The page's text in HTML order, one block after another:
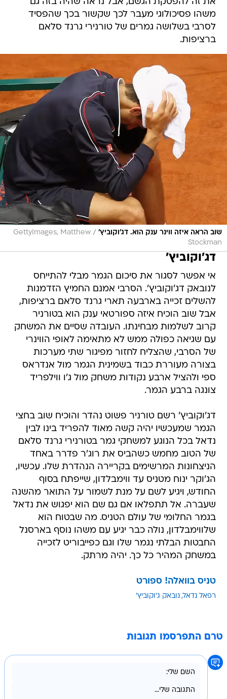
משהו פסיכולוגי מעבר לכך שקשור בכך שהפסיד
לסרבי בשלושה גמרים של טורנירי גרנד סלאם
ברציפות.
שוב הראה איזה ווינר ענק הוא. דג'וקוביץ' /
GettyImages, Matthew
Stockman
דג'וקוביץ'
אי אפשר לסגור את סיכום הגמר מבלי להתייחס
לנובאק דג'וקוביץ'. הסרבי אמנם החמיץ הזדמנות
להשלים זכייה בארבעה תארי גרנד סלאם ברציפות,
אבל שוב הוכיח איזה ספורטאי ענק הוא בטורניר
קרוב לשלמות מבחינתו. העובדה שסיים את המשחק
עם שגיאה כפולה ממש לא מתאימה לאופי הווינרי
של הסרבי, שהצליח לחזור מפיגור שתי מערכות
בצורה מעוררת כבוד בשמינית הגמר מול אנדראס
ספי ולהציל ארבע נקודות משחק מול ג'ו ווילפריד
צונגה ברבע הגמר.
דג'וקוביץ' רשם טורניר פשוט נהדר והוכיח שוב בחצי
הגמר שמעכשיו יהיה קשה מאוד להפריד בינו לבין
נדאל בכל הנוגע למשחקי גמר בטורנירי גרנד סלאם
של הטוב מחמש כשהביס את רוג'ר פדרר באחד
הניצחונות המרשימים בקריירה הנהדרת שלו. עכשיו,
הג'וקר ינוח מטניס עד ווימבלדון, שייפתח בסוף
החודש, ויגיע לשם על מנת לשמור על התואר מהשנה
שעברה. אל תתפלאו אם גם שם הוא יפגוש את נדאל
בגמר החלומי של עולם הטניס. מה שבטוח הוא
שלווימבלדון, נולה כבר יגיע עם משהו נוסף בארסנל
החבטות הבלתי נגמר שלו וגם כפייבוריט לזכייה
במשחק המהיר כל כך. יהיה מרתק.
טניס בוואלה! ספורט
רפאל נדאל נובאק ג'וקוביץ'
טרם התפרסמו תגובות